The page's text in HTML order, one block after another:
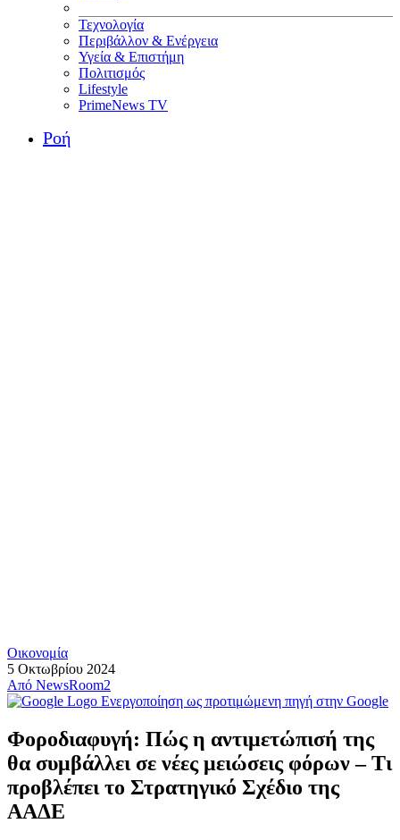
Τεχνολογία
Περιβάλλον & Ενέργεια
Υγεία & Επιστήμη
Πολιτισμός
Lifestyle
PrimeNews TV
Ροή
Οικονομία
5 Οκτωβρίου 2024
Από NewsRoom2
Ενεργοποίηση ως προτιμώμενη πηγή στην Google
Φοροδιαφυγή: Πώς η αντιμετώπισή της
θα συμβάλλει σε νέες μειώσεις φόρων – Τι
προβλέπει το Στρατηγικό Σχέδιο της
ΑΑΔΕ